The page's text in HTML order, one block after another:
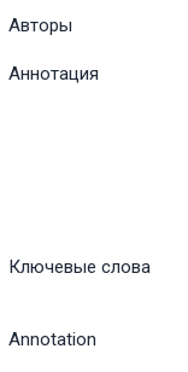
Авторы
Аннотация
Ключевые слова
Annotation